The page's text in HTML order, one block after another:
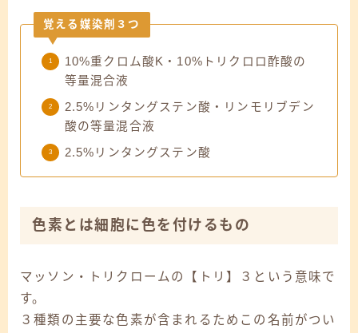
覚える媒染剤３つ
10%重クロム酸K・10%トリクロロ酢酸の
等量混合液
2.5%リンタングステン酸・リンモリブデン
酸の等量混合液
2.5%リンタングステン酸
色素とは細胞に色を付けるもの
マッソン・トリクロームの【トリ】３という意味で
す。
３種類の主要な色素が含まれるためこの名前がつい